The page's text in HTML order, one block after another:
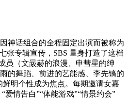
神话组合的全程固定出演而被称为
张专辑宣传，SBS 量身打造了这档
员（文晸赫的浪漫、申彗星的绅
的舞蹈、前进的艺能感、李先镐的
鲜明个性成为焦点。每期邀请女嘉
爱情告白”“体能游戏”“情景约会”